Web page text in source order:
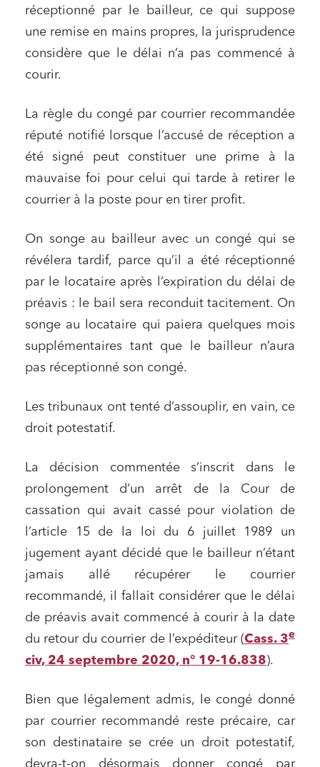
réceptionné par le bailleur, ce qui suppose
une remise en mains propres, la jurisprudence
considère que le délai n’a pas commencé à
courir.
La règle du congé par courrier recommandée
réputé notifié lorsque l’accusé de réception a
été signé peut constituer une prime à la
mauvaise foi pour celui qui tarde à retirer le
courrier à la poste pour en tirer profit.
On songe au bailleur avec un congé qui se
révélera tardif, parce qu’il a été réceptionné
par le locataire après l’expiration du délai de
préavis : le bail sera reconduit tacitement. On
songe au locataire qui paiera quelques mois
supplémentaires tant que le bailleur n’aura
pas réceptionné son congé.
Les tribunaux ont tenté d’assouplir, en vain, ce
droit potestatif.
La décision commentée s’inscrit dans le
prolongement d’un arrêt de la Cour de
cassation qui avait cassé pour violation de
l’article 15 de la loi du 6 juillet 1989 un
jugement ayant décidé que le bailleur n’étant
jamais allé récupérer le courrier
recommandé, il fallait considérer que le délai
de préavis avait commencé à courir à la date
du retour du courrier de l’expéditeur (Cass. 3e
civ, 24 septembre 2020, n° 19-16.838).
Bien que légalement admis, le congé donné
par courrier recommandé reste précaire, car
son destinataire se crée un droit potestatif,
devra-t-on désormais donner congé par
Relations commerciales et contrats
Associations et acteurs de l’économie sociale et
solidaire
Media et édition
Immobilier et habitat
Entreprises du numérique
Établissements financiers
Règlement des litiges
Relations sociales et droit du travail